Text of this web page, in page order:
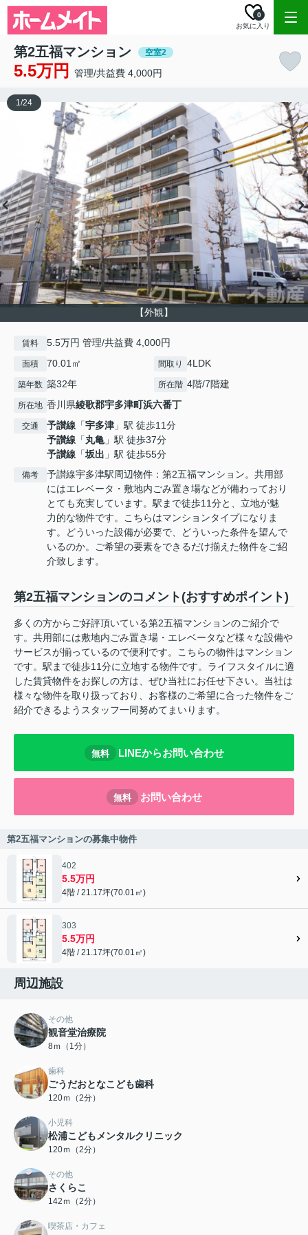
お気に入り
0
第2五福マンション 空室2
5.5万円 管理/共益費 4,000円
【外観】
1/24
賃料 5.5万円 管理/共益費 4,000円
面積 70.01㎡ 間取り 4LDK
築年数 築32年 所在階 4階/7階建
所在地 香川県綾歌郡宇多津町浜六番丁
交通 予讃線 「宇多津 」駅 徒歩11分
予讃線 「丸亀」駅 徒歩37分
予讃線 「坂出 」駅 徒歩55分
備考
予讃線宇多津駅周辺物件：第2五福マンション。共用部
にはエレベータ・敷地内ごみ置き場などが備わっており
とても充実しています。駅まで徒歩11分と、立地が魅
力的な物件です。こちらはマンションタイプになりま
す。どういった設備が必要で、どういった条件を望んで
いるのか。ご希望の要素をできるだけ揃えた物件をご紹
介致します。
第2五福マンションのコメント(おすすめポイント)
多くの方からご好評頂いている第2五福マンションのご紹介で
す。共用部には敷地内ごみ置き場・エレベータなど様々な設備や
サービスが揃っているので便利です。こちらの物件はマンション
です。駅まで徒歩11分に立地する物件です。ライフスタイルに適
した賃貸物件をお探しの方は、ぜひ当社にお任せ下さい。当社は
様々な物件を取り扱っており、お客様のご希望に合った物件をご
紹介できるようスタッフ一同努めてまいります。
無料 LINEからお問い合わせ
無料 お問い合わせ
第2五福マンションの募集中物件
402
5.5万円
4階 / 21.17坪(70.01㎡)
303
5.5万円
4階 / 21.17坪(70.01㎡)
周辺施設
その他
観音堂治療院
8ｍ（1分）
歯科
ごうだおとなこども歯科
120ｍ（2分）
小児科
松浦こどもメンタルクリニック
120ｍ（2分）
その他
さくらこ
142ｍ（2分）
喫茶店・カフェ